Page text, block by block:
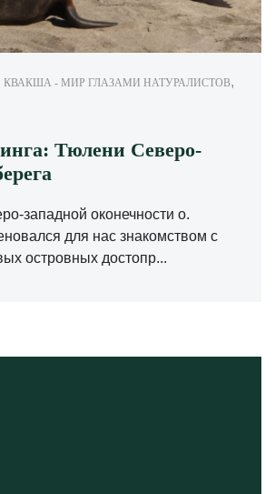
КВАКША - МИР ГЛАЗАМИ НАТУРАЛИСТОВ,
Тюлени Северо-
западной оконечности о.
для нас знакомством с
островных достопр...